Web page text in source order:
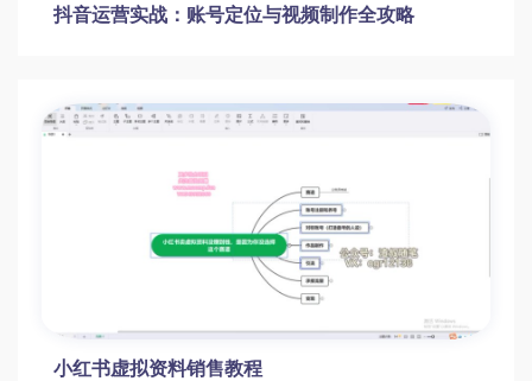
抖音运营实战：账号定位与视频制作全攻略
小红书虚拟资料销售教程